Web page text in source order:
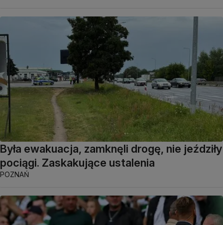
Była ewakuacja, zamknęli drogę, nie jeździły
pociągi. Zaskakujące ustalenia
POZNAŃ